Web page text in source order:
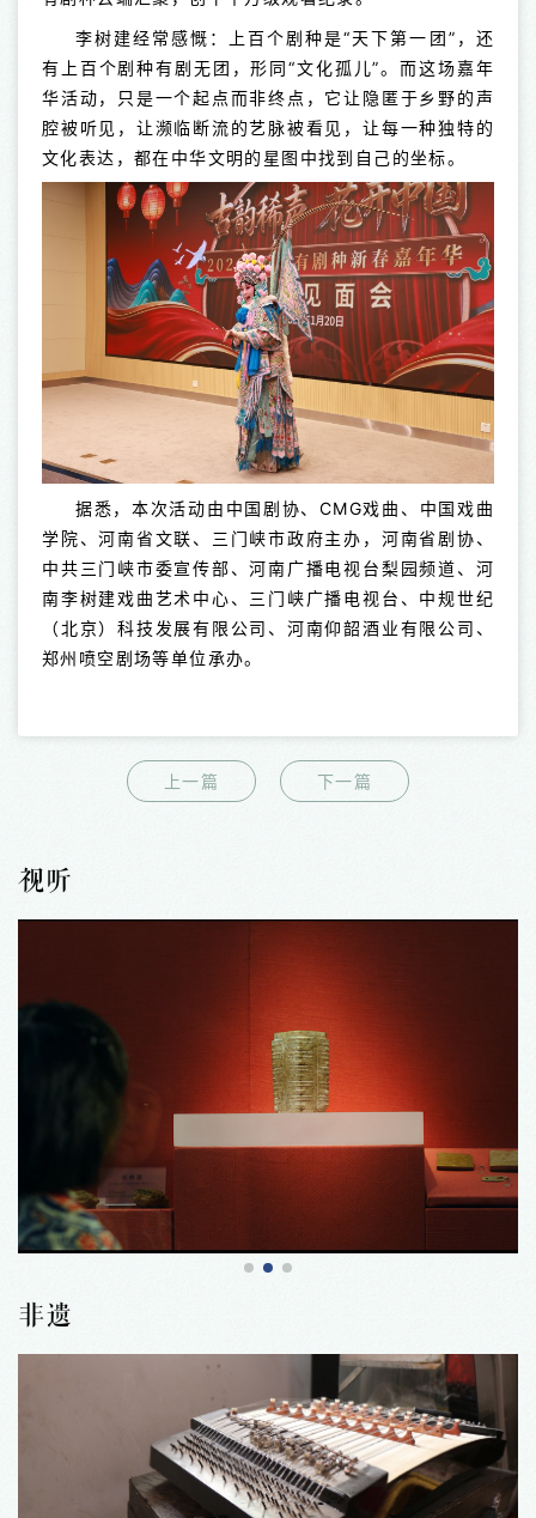
李树建经常感慨：上百个剧种是“天下第一团”，还
有上百个剧种有剧无团，形同“文化孤儿”。而这场嘉年
华活动，只是一个起点而非终点，它让隐匿于乡野的声
腔被听见，让濒临断流的艺脉被看见，让每一种独特的
文化表达，都在中华文明的星图中找到自己的坐标。
据悉，本次活动由中国剧协、CMG戏曲、中国戏曲
学院、河南省文联、三门峡市政府主办，河南省剧协、
中共三门峡市委宣传部、河南广播电视台梨园频道、河
南李树建戏曲艺术中心、三门峡广播电视台、中规世纪
（北京）科技发展有限公司、河南仰韶酒业有限公司、
郑州喷空剧场等单位承办。
上一篇 下一篇
视听
非遗